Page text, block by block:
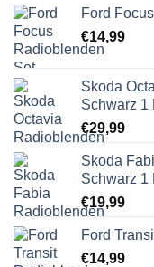
Ford
€14,99
Skoda
Schwarz 1
€29,99
Skoda
Schwarz 1
€19,99
Ford
€14,99